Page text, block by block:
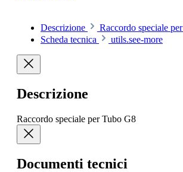
Descrizione
Raccordo speciale
Scheda tecnica
utils.see-more
Descrizione
Raccordo speciale per Tubo G8
Documenti tecnici